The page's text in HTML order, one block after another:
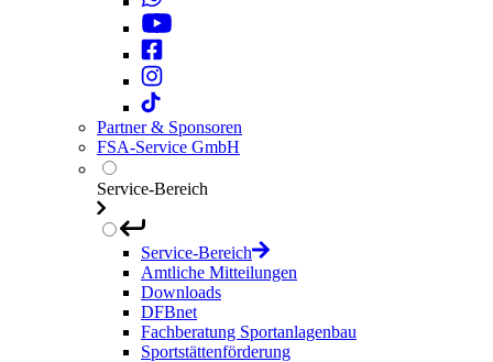
Partner & Sponsoren
FSA-Service GmbH
Service-Bereich
Service-Bereich
Amtliche Mitteilungen
Downloads
DFBnet
Fachberatung Sportanlagenbau
Sportstättenförderung